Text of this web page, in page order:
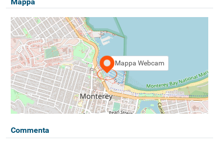
Mappa Webcam
Commenta